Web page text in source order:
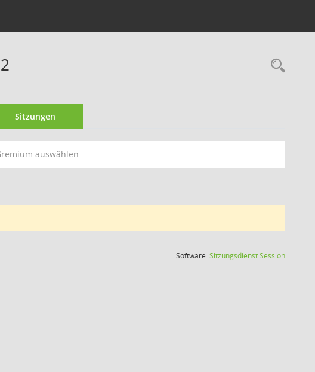
Sitzungen
auswählen
Software:SitzungsdienstSession(Wird in